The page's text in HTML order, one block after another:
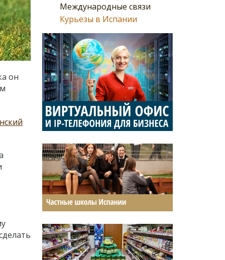
Международные связи
Курьезы в Испании
он